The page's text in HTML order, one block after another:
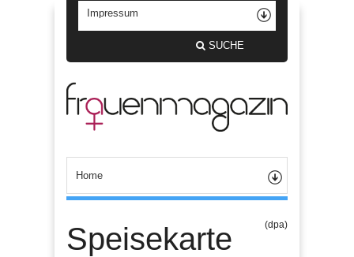
SUCHE
Speisekarte
(dpa)